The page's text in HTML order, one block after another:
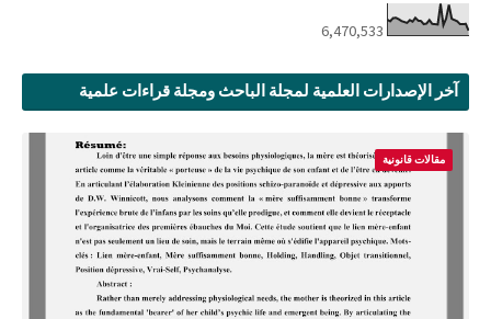
6,470,533
آخر الإصدارات العلمية لمجلة الباحث ومجلة قراءات علمية
مقالات قانونية